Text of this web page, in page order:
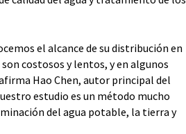
el alcance de su distribución en
costosos y lentos, y en algunos
Hao Chen, autor principal del
estudio es un método mucho
del agua potable, la tierra y